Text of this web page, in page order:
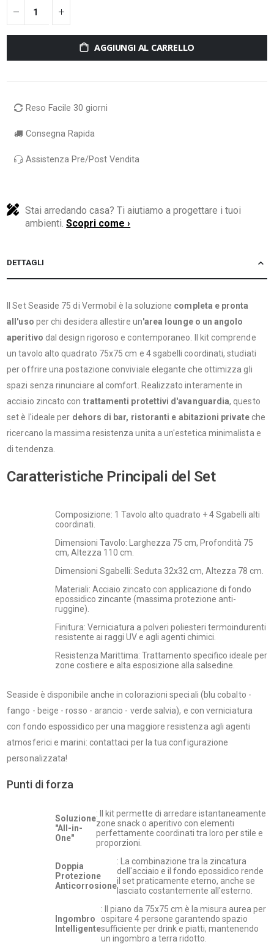
AGGIUNGI AL CARRELLO
Reso Facile 30 giorni
Consegna Rapida
Assistenza Pre/Post Vendita
Stai arredando casa? Ti aiutiamo a progettare i tuoi
ambienti.Scopri come ›
DETTAGLI
Il Set Seaside 75 di Vermobil è la soluzione completa e pronta
all'uso per chi desidera allestire un'area lounge o un angolo
aperitivo dal design rigoroso e contemporaneo. Il kit comprende
un tavolo alto quadrato 75x75 cm e 4 sgabelli coordinati, studiati
per offrire una postazione conviviale elegante che ottimizza gli
spazi senza rinunciare al comfort. Realizzato interamente in
acciaio zincato con trattamenti protettivi d'avanguardia, questo
set è l'ideale per dehors di bar, ristoranti e abitazioni privateche
ricercano la massima resistenza unita a un'estetica minimalista e
di tendenza.
Caratteristiche Principali del Set
Composizione: 1 Tavolo alto quadrato + 4 Sgabelli alti
coordinati.
Dimensioni Tavolo: Larghezza 75 cm, Profondità 75
cm, Altezza 110 cm.
Dimensioni Sgabelli: Seduta 32x32 cm, Altezza 78 cm.
Materiali: Acciaio zincato con applicazione di fondo
epossidico zincante (massima protezione anti-
ruggine).
Finitura: Verniciatura a polveri poliesteri termoindurenti
resistente ai raggi UV e agli agenti chimici.
Resistenza Marittima: Trattamento specifico ideale per
zone costiere e alta esposizione alla salsedine.
Seaside è disponibile anche in colorazioni speciali (blu cobalto -
fango - beige - rosso - arancio - verde salvia), e con verniciatura
con fondo espossidico per una maggiore resistenza agli agenti
atmosferici e marini: contattaci per la tua configurazione
personalizzata!
Punti di forza
Soluzione
"All-in-
One"
: Il kit permette di arredare istantaneamente
zone snack o aperitivo con elementi
perfettamente coordinati tra loro per stile e
proporzioni.
Doppia
Protezione
Anticorrosione
: La combinazione tra la zincatura
dell'acciaio e il fondo epossidico rende
il set praticamente eterno, anche se
lasciato costantemente all'esterno.
Ingombro
Intelligente
: Il piano da 75x75 cm è la misura aurea per
ospitare 4 persone garantendo spazio
sufficiente per drink e piatti, mantenendo
un ingombro a terra ridotto.